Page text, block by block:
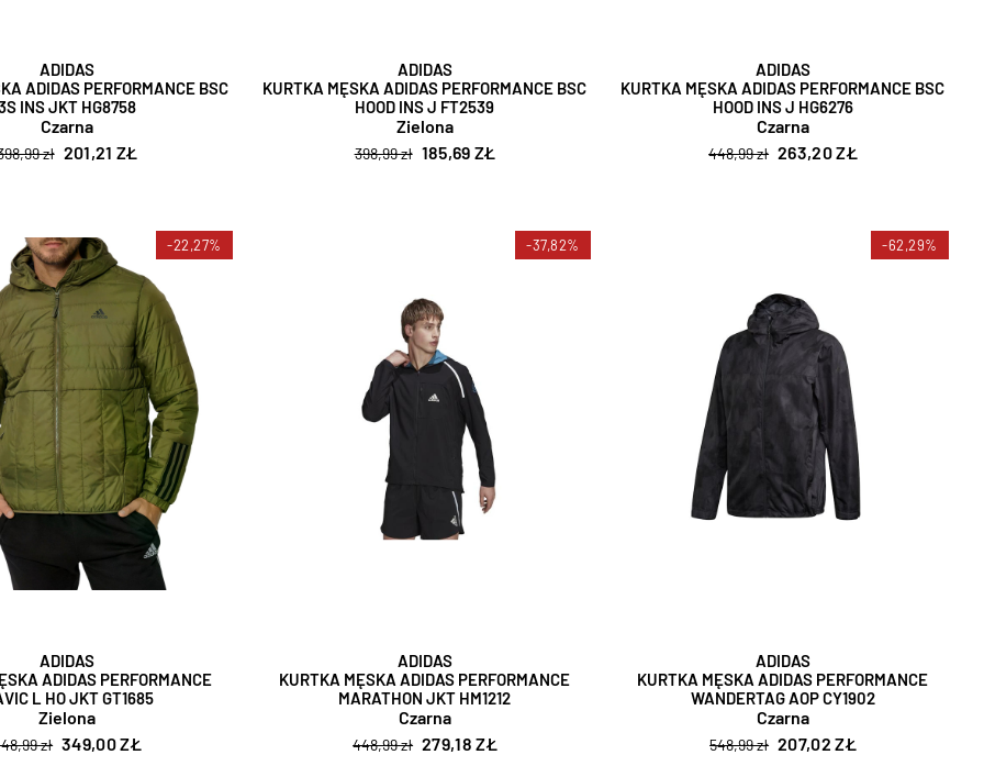
ADIDAS
ADIDAS PERFORMANCE BSC
INS JKT HG8758
Czarna
zł 201,21 ZŁ
ADIDAS
KURTKA MĘSKA ADIDAS PERFORMANCE BSC
HOOD INS J FT2539
Zielona
398,99 zł 185,69 ZŁ
ADIDAS
KURTKA MĘSKA ADIDAS PERFORMANCE BSC
HOOD INS J HG6276
Czarna
448,99 zł 263,20 ZŁ
-22,27%
ADIDAS
ADIDAS PERFORMANCE
L HO JKT GT1685
Zielona
zł 349,00 ZŁ
-37,82%
ADIDAS
KURTKA MĘSKA ADIDAS PERFORMANCE
MARATHON JKT HM1212
Czarna
448,99 zł 279,18 ZŁ
-62,29%
ADIDAS
KURTKA MĘSKA ADIDAS PERFORMANCE
WANDERTAG AOP CY1902
Czarna
548,99 zł 207,02 ZŁ